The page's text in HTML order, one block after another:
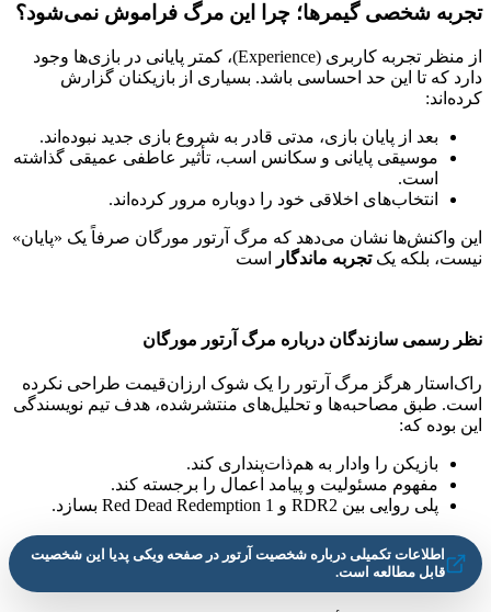
تجربه شخصی گیمرها؛ چرا این مرگ فراموش نمی‌شود؟
از منظر تجربه کاربری (Experience)، کمتر پایانی در بازی‌ها وجود
دارد که تا این حد احساسی باشد. بسیاری از بازیکنان گزارش
کرده‌اند:
بعد از پایان بازی، مدتی قادر به شروع بازی جدید نبوده‌اند.
موسیقی پایانی و سکانس اسب، تأثیر عاطفی عمیقی گذاشته
است.
انتخاب‌های اخلاقی خود را دوباره مرور کرده‌اند.
این واکنش‌ها نشان می‌دهد که مرگ آرتور مورگان صرفاً یک «پایان»
نیست، بلکه یکتجربه ماندگار است
نظر رسمی سازندگان درباره مرگ آرتور مورگان
راک‌استار هرگز مرگ آرتور را یک شوک ارزان‌قیمت طراحی نکرده
است. طبق مصاحبه‌ها و تحلیل‌های منتشرشده، هدف تیم نویسندگی
این بوده که:
بازیکن را وادار به هم‌ذات‌پنداری کند.
مفهوم مسئولیت و پیامد اعمال را برجسته کند.
پلی روایی بین RDR2 و Red Dead Redemption 1 بسازد.
اطلاعات تکمیلی درباره شخصیت آرتور در صفحه ویکی پدیا این شخصیت
قابل مطالعه است.